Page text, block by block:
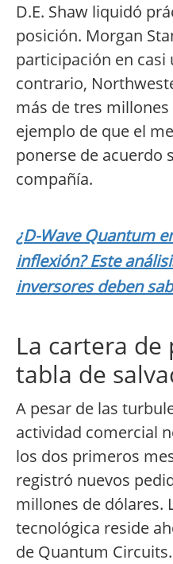
D.E. Shaw liquidó
posición. Morgan
participación en casi
contrario,
más de tres
ejemplo de que el
ponerse de acuerdo
compañía.
¿D-Wave Quantum
inflexión? Este
inversores deben
La cartera de
tabla de
A pesar de las
actividad comercial
los dos primeros
registró nuevos
millones de dólares.
tecnológica reside
de Quantum